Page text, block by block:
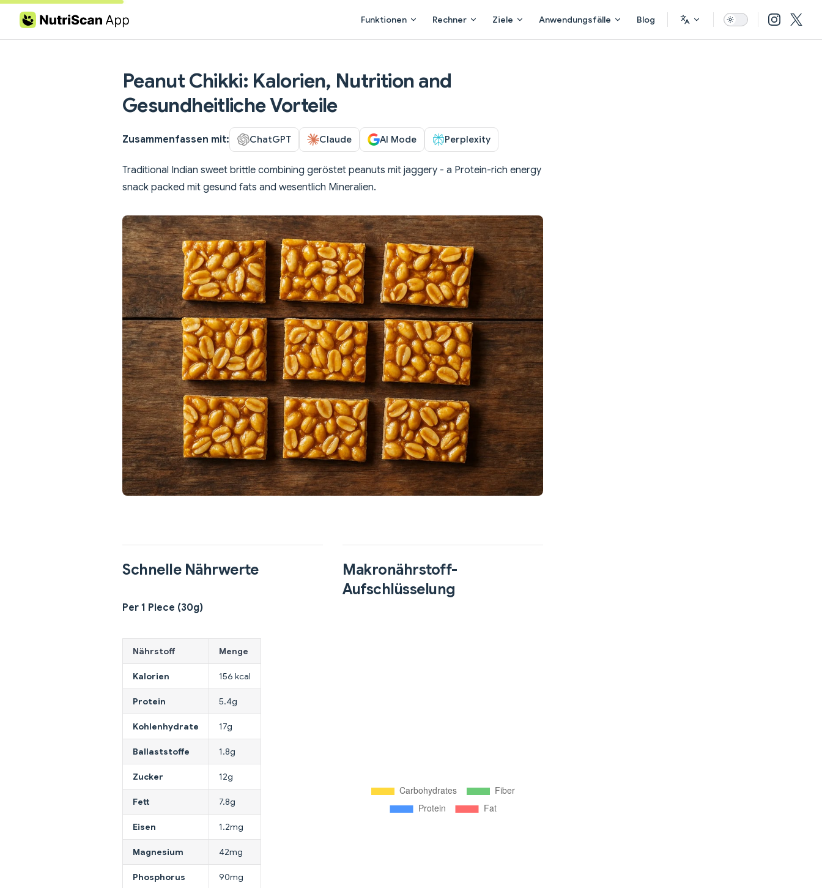
Skip to content Funktionen Rechner Ziele Anwendungsfälle Blog
Peanut Chikki: Kalorien, Nutrition and
Gesundheitliche Vorteile
Zusammenfassen mit: ChatGPT Claude AI Mode Perplexity
Traditional Indian sweet brittle combining geröstet peanuts mit jaggery - a Protein-rich energy
snack packed mit gesund fats and wesentlich Mineralien.
Schnelle Nährwerte
Per 1 Piece (30g)
Nährstoff Menge
Kalorien 156 kcal
Protein 5.4g
Kohlenhydrate 17g
Ballaststoffe 1.8g
Zucker 12g
Fett 7.8g
Eisen 1.2mg
Magnesium 42mg
Phosphorus 90mg
Makronährstoff-
Aufschlüsselung